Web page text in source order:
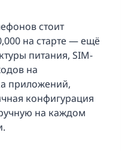
стоит
на старте — ещё
питания, SIM-
на
приложений,
конфигурация
на каждом